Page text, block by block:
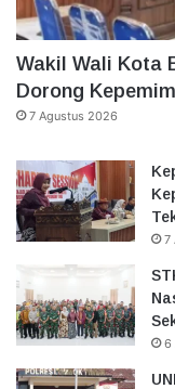
Wakil Wali Kota
Dorong
7 Agustus 2026
7
6